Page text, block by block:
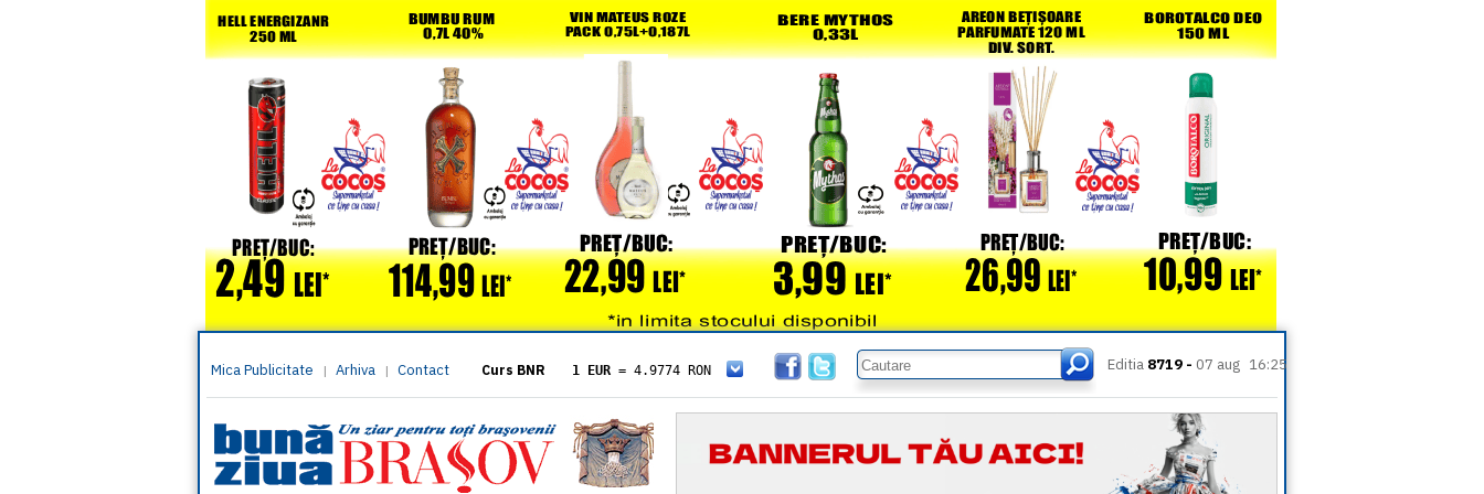
Mica Publicitate | Arhiva | Contact Curs BNR 1 EUR = 4.9774 RON
= 5.8304 RON
1 XAU= 464.4611 RON
1 AED= 1.1933 RON
1 AUD= 2.7957 RON
1 BGN= 2.5449 RON
Editia 8719 - 07 aug 16:25